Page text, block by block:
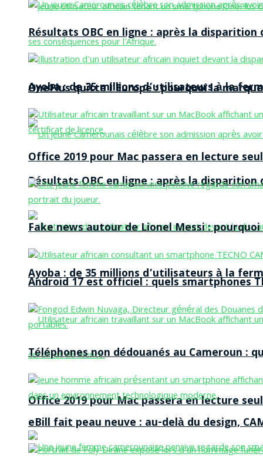
OnePlus quitte l’Europe : pourquoi la
Résultats OBC en ligne : après la disparition
Ayoba : de 35 millions d’utilisateurs à la
Office 2019 pour Mac passera en lecture
Résultats OBC en ligne : après la disparition
Ayoba : de 35 millions d’utilisateurs à la
Office 2019 pour Mac passera en lecture
Fake news autour de Lionel Messi :
Android 17 est officiel : quels smartphones
Téléphones non dédouanés au Cameroun :
eBill fait peau neuve : au-delà du design,